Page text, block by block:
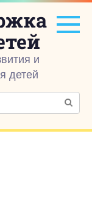
и
детей